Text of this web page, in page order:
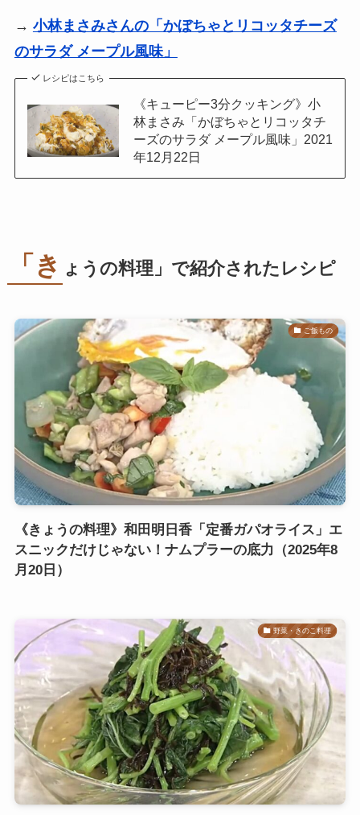
→ 小林まさみさんの「かぼちゃとリコッタチーズ
のサラダ メープル風味」
レシピはこちら
《キューピー3分クッキング》小
林まさみ「かぼちゃとリコッタチ
ーズのサラダ メープル風味」2021
年12月22日
「き ょうの料理」で紹介されたレシピ
ご飯もの
《きょうの料理》和田明日香「定番ガパオライス」エ
スニックだけじゃない！ナムプラーの底力（2025年8
月20日）
野菜・きのこ料理